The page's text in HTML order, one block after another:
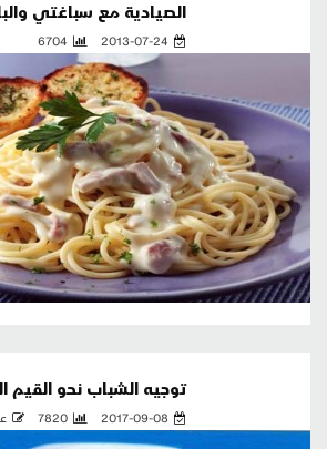
الصيادية مع سباغتي
2013-07-24
6704
توجيه الشباب نحو القيم
2017-09-08
7820